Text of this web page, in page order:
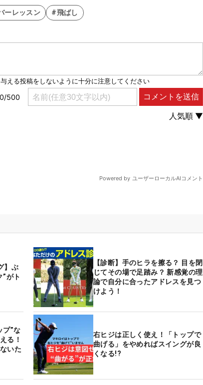
ーレッスン #飛ばし
】ぶ
”がト
【診断】手のヒラを擦る？ 目を閉
じてその場で足踏み？ 新感覚の理
論で自分に合ったアドレスを見つ
けよう！
プ”な
る！
いた
右ヒジは正しく使え！「トップで
曲げる」をやめればスイングが良
くなる!?